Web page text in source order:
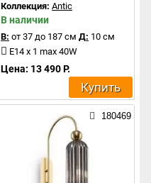
Коллекция: Antic
В наличии
В: от 37 до 187 см Д: 10 см
E14 x 1 max 40W
Цена: 13 490 Р.
Купить
180469